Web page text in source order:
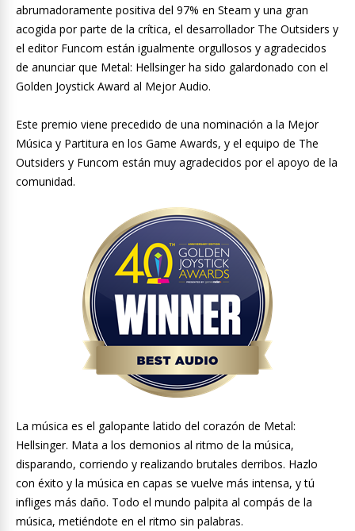
abrumadoramente positiva del 97% en Steam y una gran
acogida por parte de la crítica, el desarrollador The Outsiders y
el editor Funcom están igualmente orgullosos y agradecidos
de anunciar que Metal: Hellsinger ha sido galardonado con el
Golden Joystick Award al Mejor Audio.
Este premio viene precedido de una nominación a la Mejor
Música y Partitura en los Game Awards, y el equipo de The
Outsiders y Funcom están muy agradecidos por el apoyo de la
comunidad.
La música es el galopante latido del corazón de Metal:
Hellsinger. Mata a los demonios al ritmo de la música,
disparando, corriendo y realizando brutales derribos. Hazlo
con éxito y la música en capas se vuelve más intensa, y tú
infliges más daño. Todo el mundo palpita al compás de la
música, metiéndote en el ritmo sin palabras.